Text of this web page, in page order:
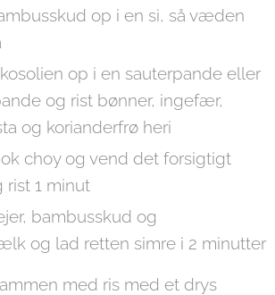
op i en si, så væden
op i en sauterpande eller
og rist bønner, ingefær,
og korianderfrø heri
choy og vend det forsigtigt
rist 1 minut
bambusskud og
og lad retten simre i 2 minutter
med ris med et drys